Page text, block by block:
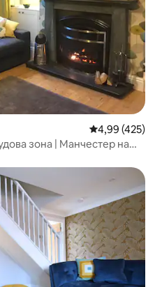
Середня
4,99 (425)
зона | Манчестер на